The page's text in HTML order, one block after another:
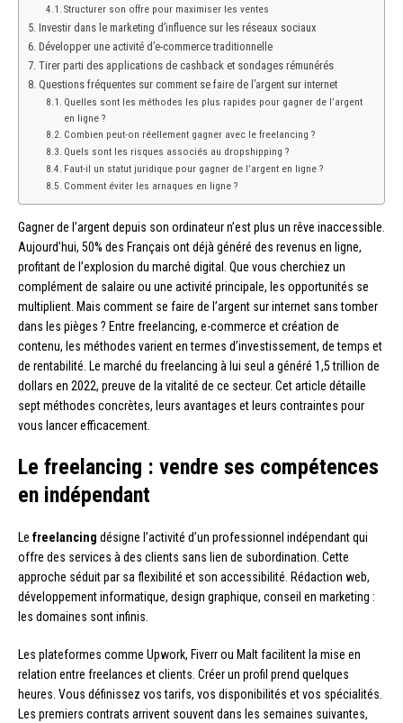
Structurer son offre pour maximiser les ventes
Investir dans le marketing d’influence sur les réseaux sociaux
Développer une activité d’e-commerce traditionnelle
Tirer parti des applications de cashback et sondages rémunérés
Questions fréquentes sur comment se faire de l’argent sur internet
Quelles sont les méthodes les plus rapides pour gagner de l’argent
en ligne ?
Combien peut-on réellement gagner avec le freelancing ?
Quels sont les risques associés au dropshipping ?
Faut-il un statut juridique pour gagner de l’argent en ligne ?
Comment éviter les arnaques en ligne ?
Gagner de l’argent depuis son ordinateur n’est plus un rêve inaccessible.
Aujourd’hui, 50% des Français ont déjà généré des revenus en ligne,
profitant de l’explosion du marché digital. Que vous cherchiez un
complément de salaire ou une activité principale, les opportunités se
multiplient. Mais comment se faire de l’argent sur internet sans tomber
dans les pièges ? Entre freelancing, e-commerce et création de
contenu, les méthodes varient en termes d’investissement, de temps et
de rentabilité. Le marché du freelancing à lui seul a généré 1,5 trillion de
dollars en 2022, preuve de la vitalité de ce secteur. Cet article détaille
sept méthodes concrètes, leurs avantages et leurs contraintes pour
vous lancer efficacement.
Le freelancing : vendre ses compétences
en indépendant
Le freelancing désigne l’activité d’un professionnel indépendant qui
offre des services à des clients sans lien de subordination. Cette
approche séduit par sa flexibilité et son accessibilité. Rédaction web,
développement informatique, design graphique, conseil en marketing :
les domaines sont infinis.
Les plateformes comme Upwork, Fiverr ou Malt facilitent la mise en
relation entre freelances et clients. Créer un profil prend quelques
heures. Vous définissez vos tarifs, vos disponibilités et vos spécialités.
Les premiers contrats arrivent souvent dans les semaines suivantes,